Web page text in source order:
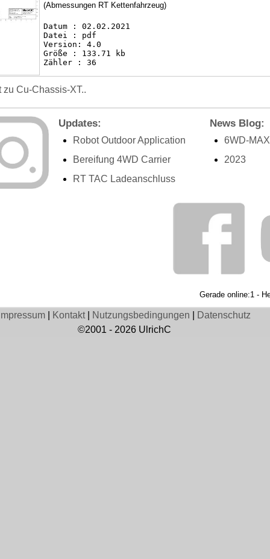
(Abmessungen RT Kettenfahrzeug)
Datum : 02.02.2021
Datei : pdf
Version: 4.0
Größe : 133.71 kb
Zähler : 36
zu Cu-Chassis-XT..
News Blog:
6WD-
2023
Updates:
Robot Outdoor Application
Bereifung 4WD Carrier
RT TAC Ladeanschluss
Gerade online:1 -
| Kontakt| Nutzungsbedingungen
Datenschutz
©2001 - 2026 UlrichC